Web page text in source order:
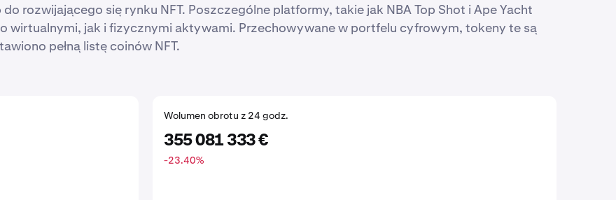
rozwijającego się rynku NFT. Poszczególne platformy, takie jak NBA Top Shot i Ape Yacht
wirtualnymi, jak i fizycznymi aktywami. Przechowywane w portfelu cyfrowym, tokeny te są
pełną listę coinów NFT.
Wolumen obrotu z 24 godz.
355 081 333 €
-23.40%